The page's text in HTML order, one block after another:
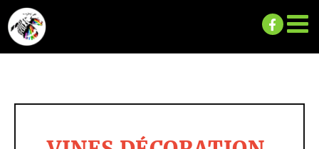
Passer
au
contenu